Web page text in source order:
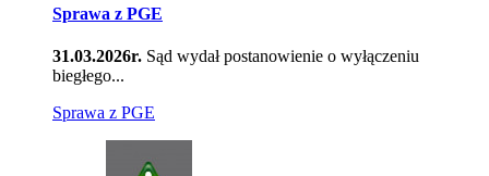
Sprawa z PGE
31.03.2026r. Sąd wydał postanowienie o wyłączeniu
biegłego...
Sprawa z PGE